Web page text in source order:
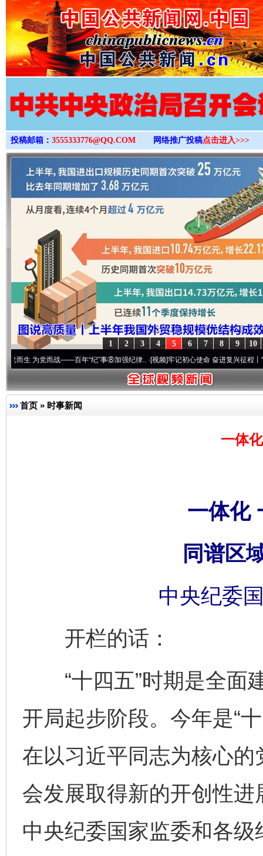
>
投稿邮箱： 3555333776@QQ.COM 网络推广投稿点击进入>>>
10
9
8
7
6
5
4
3
2
1
党而战——百年“纪”事⑧加强纪律..·[视频]牢记初心使命 奋进复兴征程丨“转折之城”
首页 » 时事新闻
一体
一体化
同谱区
中央纪委
开栏的话：
“十四五”时期是全面
开局起步阶段。今年是“
在以习近平同志为核心
会发展取得新的开创性
中央纪委国家监委和各